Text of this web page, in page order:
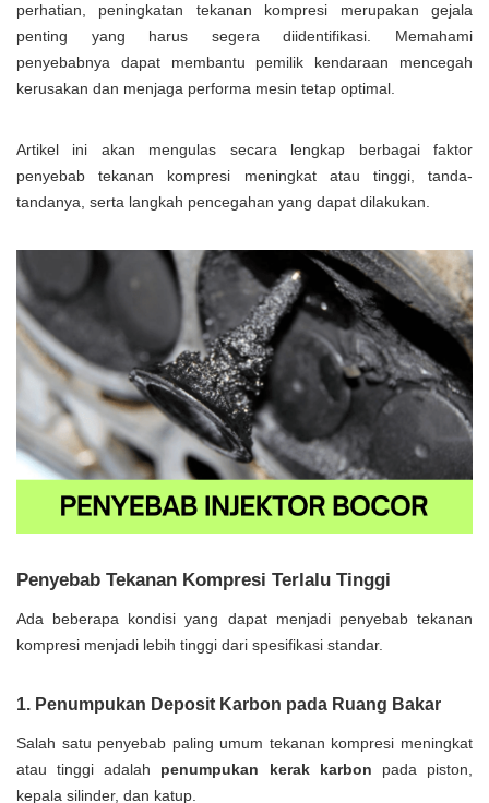
perhatian, peningkatan tekanan kompresi merupakan gejala
penting yang harus segera diidentifikasi. Memahami
penyebabnya dapat membantu pemilik kendaraan mencegah
kerusakan dan menjaga performa mesin tetap optimal.
Artikel ini akan mengulas secara lengkap berbagai faktor
penyebab tekanan kompresi meningkat atau tinggi, tanda-
tandanya, serta langkah pencegahan yang dapat dilakukan.
Penyebab Tekanan Kompresi Terlalu Tinggi
Ada beberapa kondisi yang dapat menjadi penyebab tekanan
kompresi menjadi lebih tinggi dari spesifikasi standar.
1. Penumpukan Deposit Karbon pada Ruang Bakar
Salah satu penyebab paling umum tekanan kompresi meningkat
atau tinggi adalah penumpukan kerak karbon pada piston,
kepala silinder, dan katup.